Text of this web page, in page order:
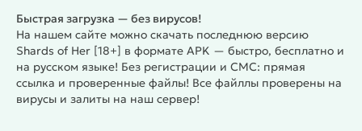
Графика сделана в перендерном стиле, с высокой
детализацией персонажей, так и многих локаций.
#Жанр: Визуальные новеллы / Для взрослых /
Эротика
Быстрая загрузка — без вирусов!
На нашем сайте можно скачать последнюю версию
Shards of Her [18+] в формате APK — быстро, бесплатно и
на русском языке! Без регистрации и СМС: прямая
ссылка и проверенные файлы! Все файллы проверены на
вирусы и залиты на наш сервер!